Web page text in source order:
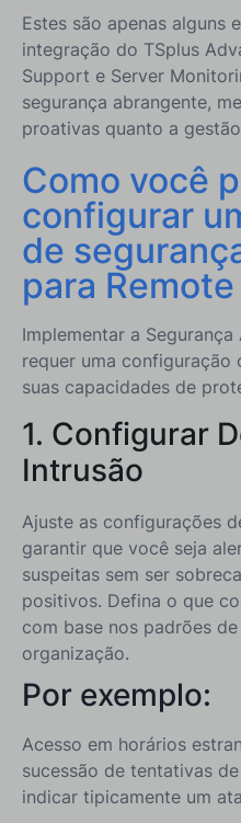
Estes são apenas alguns
integração do TSplus
Support e Server
segurança abrangente,
proativas quanto a
Como você
configurar
de
para
Implementar a
requer uma configuração
suas capacidades de
1. Configurar
Intrusão
Ajuste as configurações
garantir que você seja
suspeitas sem ser
positivos. Defina o que
com base nos padrões
organização.
Por exemplo:
Acesso em horários
sucessão de tentativas
indicar tipicamente um